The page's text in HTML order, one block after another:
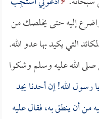
واضرع إليه حتى يخلصك من
التي يكيد بها عدو الله.
الله عليه وسلم وشكوا
رسول الله! إن أحدنا يجد
من أن ينطق به، فقال عليه